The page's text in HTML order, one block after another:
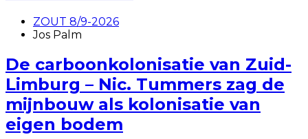
ZOUT 8/9-2026
Jos Palm
De carboonkolonisatie van Zuid-
Limburg – Nic. Tummers zag de
mijnbouw als kolonisatie van
eigen bodem